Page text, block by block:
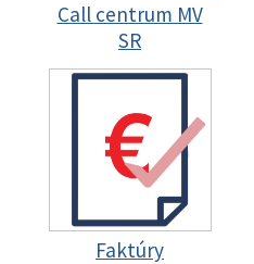
Call centrum MV
SR
Faktúry